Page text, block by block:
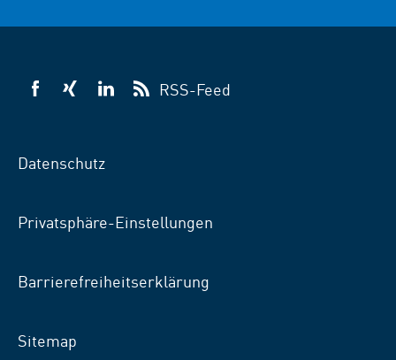
VSB
VSB
VSB
RSS-Feed
Datenschutz
Privatsphäre-Einstellungen
Barrierefreiheitserklärung
Sitemap